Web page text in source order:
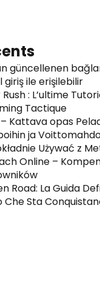
güncellenen
giriş ile erişilebilir
: L’ultime
Tactique
Kattava opas
ja
Używać z
Online –
Road: La Guida
Che Sta